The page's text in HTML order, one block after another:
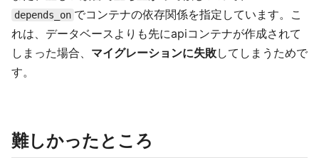
depends_on でコンテナの依存関係を指定しています。こ
れは、データベースよりも先にapiコンテナが作成されて
しまった場合、 マイグレーションに失敗してしまうためで
す。
難しかったところ